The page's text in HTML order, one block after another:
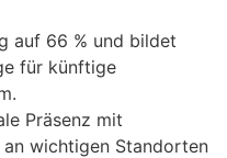
auf 66 % und bildet
für künftige
Präsenz mit
wichtigen Standorten